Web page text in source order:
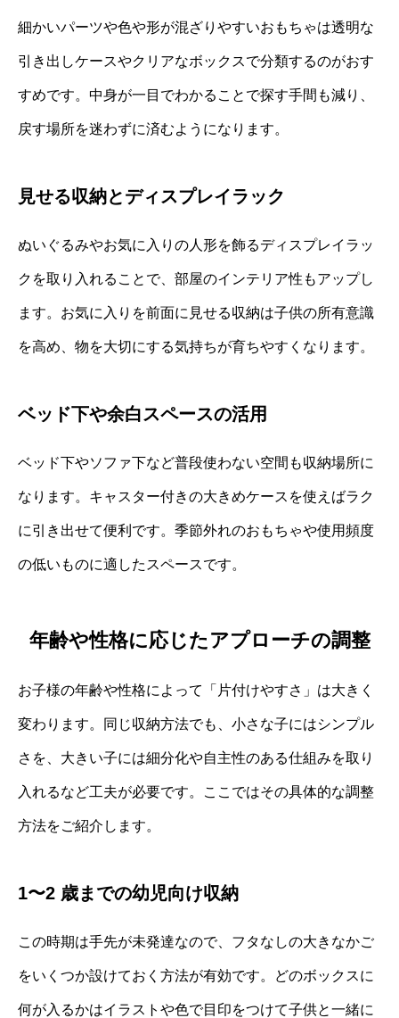
細かいパーツや色や形が混ざりやすいおもちゃは透明な
引き出しケースやクリアなボックスで分類するのがおす
すめです。中身が一目でわかることで探す手間も減り、
戻す場所を迷わずに済むようになります。
見せる収納とディスプレイラック
ぬいぐるみやお気に入りの人形を飾るディスプレイラッ
クを取り入れることで、部屋のインテリア性もアップし
ます。お気に入りを前面に見せる収納は子供の所有意識
を高め、物を大切にする気持ちが育ちやすくなります。
ベッド下や余白スペースの活用
ベッド下やソファ下など普段使わない空間も収納場所に
なります。キャスター付きの大きめケースを使えばラク
に引き出せて便利です。季節外れのおもちゃや使用頻度
の低いものに適したスペースです。
年齢や性格に応じたアプローチの調整
お子様の年齢や性格によって「片付けやすさ」は大きく
変わります。同じ収納方法でも、小さな子にはシンプル
さを、大きい子には細分化や自主性のある仕組みを取り
入れるなど工夫が必要です。ここではその具体的な調整
方法をご紹介します。
1〜2 歳までの幼児向け収納
この時期は手先が未発達なので、フタなしの大きなかご
をいくつか設けておく方法が有効です。どのボックスに
何が入るかはイラストや色で目印をつけて子供と一緒に